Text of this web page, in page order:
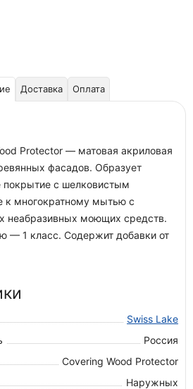
Доставка Оплата
Protector — матовая акриловая
фасадов. Образует
покрытие с шелковистым
к многократному мытью с
неабразивных моющих средств.
— 1 класс. Содержит добавки от
Swiss Lake
Россия
Covering Wood Protector
Наружных